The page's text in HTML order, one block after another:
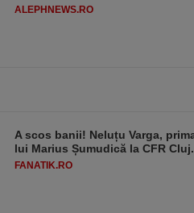
ALEPHNEWS.RO
A scos banii! Neluțu Varga,
lui Marius Șumudică la CFR
FANATIK.RO